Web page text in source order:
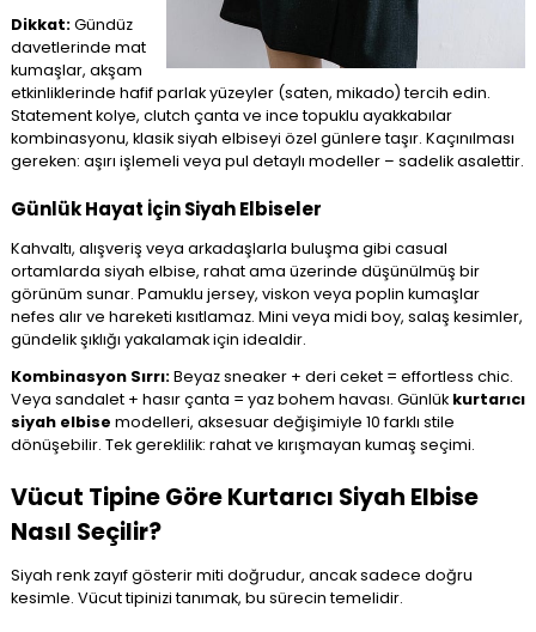
Dikkat:Gündüz
davetlerinde mat
kumaşlar, akşam
etkinliklerinde hafif parlak yüzeyler (saten, mikado) tercih edin.
Statement kolye, clutch çanta ve ince topuklu ayakkabılar
kombinasyonu, klasik siyah elbiseyi özel günlere taşır. Kaçınılması
gereken: aşırı işlemeli veya pul detaylı modeller – sadelik asalettir.
Günlük Hayat İçin Siyah Elbiseler
Kahvaltı, alışveriş veya arkadaşlarla buluşma gibi casual
ortamlarda siyah elbise, rahat ama üzerinde düşünülmüş bir
görünüm sunar. Pamuklu jersey, viskon veya poplin kumaşlar
nefes alır ve hareketi kısıtlamaz. Mini veya midi boy, salaş kesimler,
gündelik şıklığı yakalamak için idealdir.
Kombinasyon Sırrı:Beyaz sneaker + deri ceket = effortless chic.
Veya sandalet + hasır çanta = yaz bohem havası. Günlük kurtarıcı
siyah elbise modelleri, aksesuar değişimiyle 10 farklı stile
dönüşebilir. Tek gereklilik: rahat ve kırışmayan kumaş seçimi.
Vücut Tipine Göre Kurtarıcı Siyah Elbise
Nasıl Seçilir?
Siyah renk zayıf gösterir miti doğrudur, ancak sadece doğru
kesimle. Vücut tipinizi tanımak, bu sürecin temelidir.